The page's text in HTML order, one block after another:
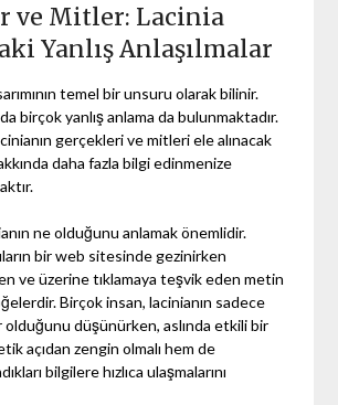
ve Mitler: Lacinia
Yanlış Anlaşılmalar
temel bir unsuru olarak bilinir.
birçok yanlış anlama da bulunmaktadır.
gerçekleri ve mitleri ele alınacak
daha fazla bilgi edinmenize
ne olduğunu anlamak önemlidir.
bir web sitesinde gezinirken
ve üzerine tıklamaya teşvik eden metin
Birçok insan, lacinianın sadece
düşünürken, aslında etkili bir
açıdan zengin olmalı hem de
bilgilere hızlıca ulaşmalarını